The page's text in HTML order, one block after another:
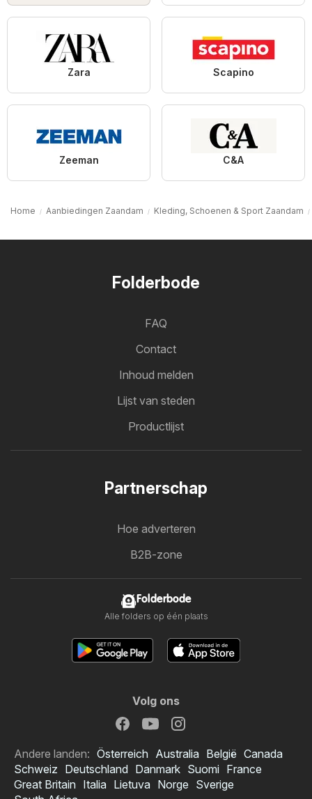
Zara Scapino
Zeeman C&A
Home Aanbiedingen Zaandam Kleding, Schoenen & Sport Zaandam
Folderbode
FAQ
Contact
Inhoud melden
Lijst van steden
Productlijst
Partnerschap
Hoe adverteren
B2B-zone
Folderbode
Alle folders op één plaats
Volg ons
Andere landen: Österreich Australia België Canada
Schweiz Deutschland Danmark Suomi France
Great Britain Italia Lietuva Norge Sverige